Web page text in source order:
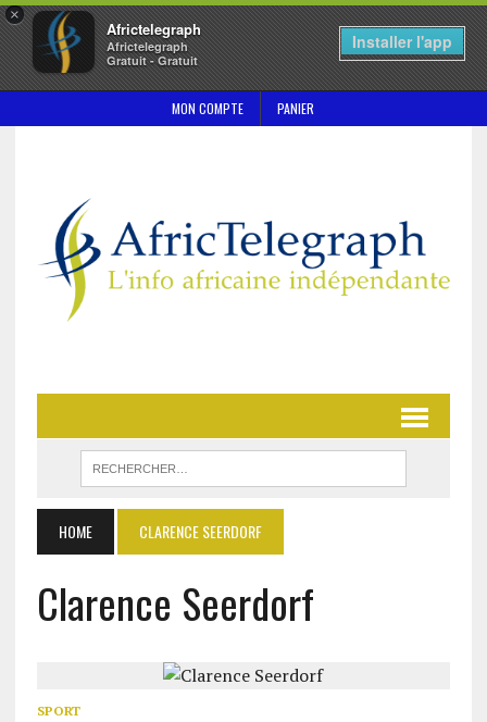
×
Africtelegraph
Africtelegraph
Gratuit - Gratuit
Installer l'app
MON COMPTE PANIER
HOME CLARENCE SEERDORF
Clarence Seerdorf
SPORT